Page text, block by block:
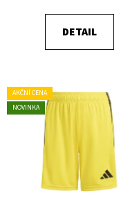
DETAIL
AKČNÍ CENA
NOVINKA